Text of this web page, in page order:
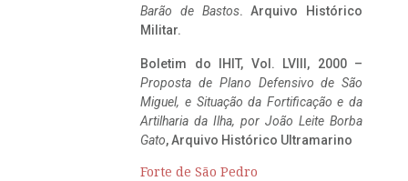
Barão de Bastos. Arquivo Histórico
Militar.
Boletim do IHIT, Vol. LVIII, 2000 –
Proposta de Plano Defensivo de São
Miguel, e Situação da Fortificação e da
Artilharia da Ilha, por João Leite Borba
Gato, Arquivo Histórico Ultramarino
Forte de São Pedro